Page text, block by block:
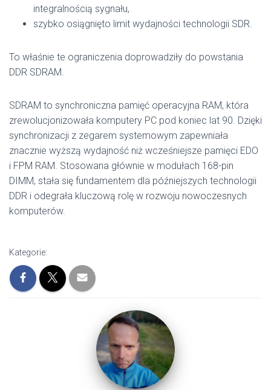
integralnością sygnału,
szybko osiągnięto limit wydajności technologii SDR.
To właśnie te ograniczenia doprowadziły do powstania
DDR SDRAM.
SDRAM to synchroniczna pamięć operacyjna RAM, która
zrewolucjonizowała komputery PC pod koniec lat 90. Dzięki
synchronizacji z zegarem systemowym zapewniała
znacznie wyższą wydajność niż wcześniejsze pamięci EDO
i FPM RAM. Stosowana głównie w modułach 168-pin
DIMM, stała się fundamentem dla późniejszych technologii
DDR i odegrała kluczową rolę w rozwoju nowoczesnych
komputerów.
Kategorie: